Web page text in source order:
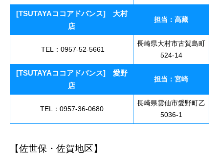
[TSUTAYAココアドバンス] 大村
店
担当：高藏
TEL：0957-52-5661
長崎県大村市古賀島町
524-14
[TSUTAYAココアドバンス] 愛野
店
担当：宮崎
TEL：0957-36-0680
長崎県雲仙市愛野町乙
5036-1
【佐世保・佐賀地区】